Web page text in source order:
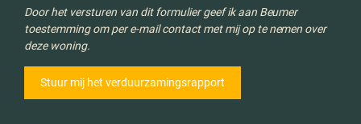
Door het versturen van dit formulier geef ik aan Beumer
toestemming om per e-mail contact met mij op te nemen over
deze woning.